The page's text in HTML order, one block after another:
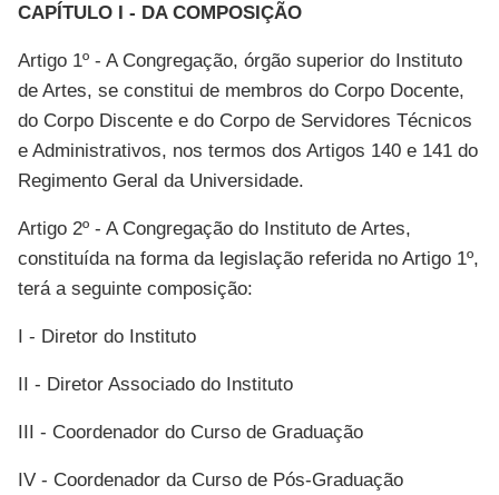
CAPÍTULO I - DA COMPOSIÇÃO
Artigo 1º - A Congregação, órgão superior do Instituto
de Artes, se constitui de membros do Corpo Docente,
do Corpo Discente e do Corpo de Servidores Técnicos
e Administrativos, nos termos dos Artigos 140 e 141 do
Regimento Geral da Universidade.
Artigo 2º - A Congregação do Instituto de Artes,
constituída na forma da legislação referida no Artigo 1º,
terá a seguinte composição:
I - Diretor do Instituto
II - Diretor Associado do Instituto
III - Coordenador do Curso de Graduação
IV - Coordenador da Curso de Pós-Graduação